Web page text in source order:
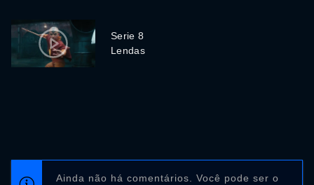
Serie 8
Lendas
Ainda não há comentários. Você pode ser o